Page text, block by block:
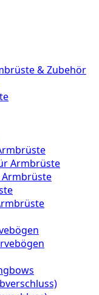
& Zubehör
Armbrüste
Armbrüste